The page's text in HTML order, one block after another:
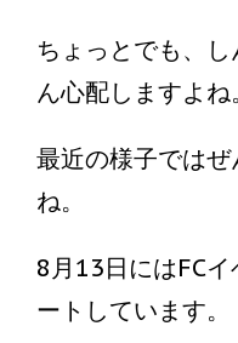
ちょっとでも、
ん心配しますよね。
最近の様子では
ね。
8月13日にはFC
ートしています。